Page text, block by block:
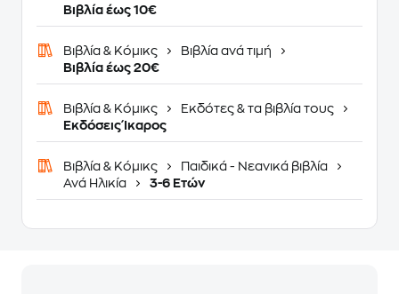
Βιβλία έως 10€
Βιβλία & Κόμικς
Βιβλία ανά τιμή
Βιβλία έως 20€
Βιβλία & Κόμικς
Εκδότες & τα βιβλία τους
Εκδόσεις Ίκαρος
Βιβλία & Κόμικς
Παιδικά - Νεανικά βιβλία
Ανά Ηλικία
3-6 Ετών